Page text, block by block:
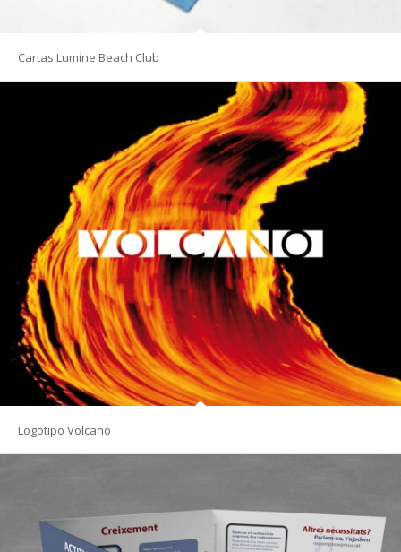
Cartas Lumine Beach Club
Logotipo Volcano